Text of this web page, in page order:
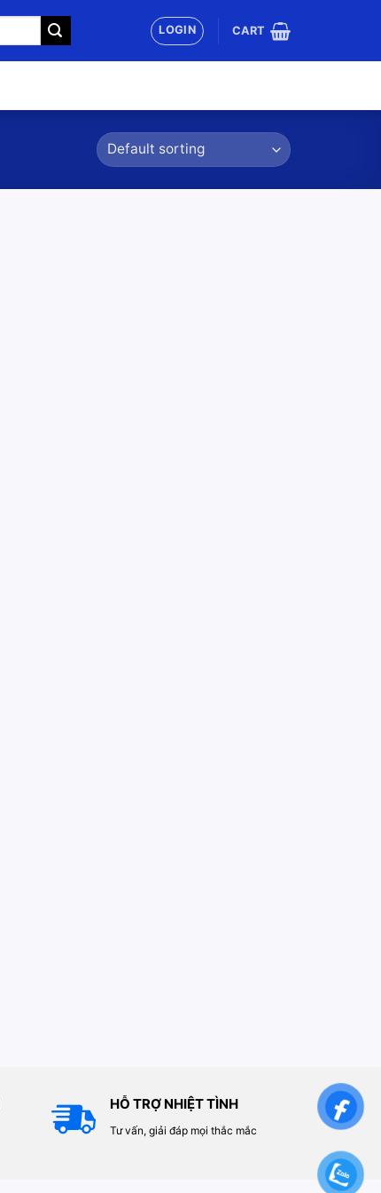
LOGIN CART
HỖ TRỢ NHIỆT TÌNH
Tư vấn, giải đáp mọi thắc mắc